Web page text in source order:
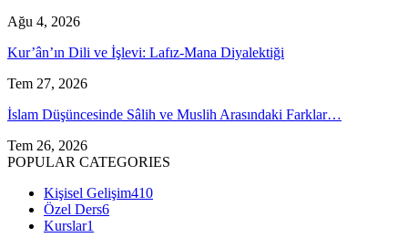
Ağu 4, 2026
Kur’ân’ın Dili ve İşlevi: Lafız-Mana Diyalektiği
Tem 27, 2026
İslam Düşüncesinde Sâlih ve Muslih Arasındaki Farklar…
Tem 26, 2026
POPULAR CATEGORIES
Kişisel Gelişim410
Özel Ders6
Kurslar1